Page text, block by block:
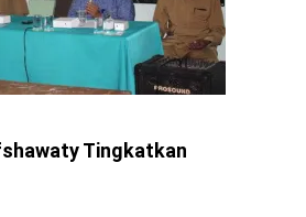
Tingkatkan